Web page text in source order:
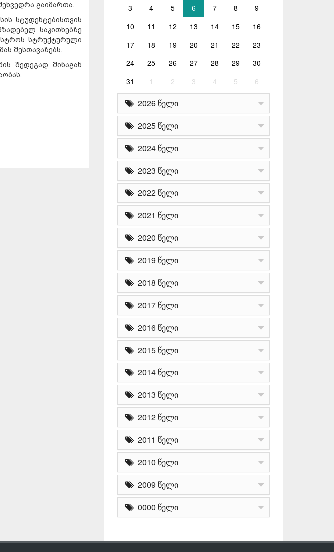
გაიმართა.
სტუდენტებისთვის
საკითხებზე
სტრუქტურული
შესთავაზებს.
შედეგად შინაგან
3
4 5 6 7 8
9
10
11 12 13 14 15
16
17
18 19 20 21 22
23
24
25 26 27 28 29
30
31
1 2 3 4 5 6
2026 წელი
2025 წელი
2024 წელი
2023 წელი
2022 წელი
2021 წელი
2020 წელი
2019 წელი
2018 წელი
2017 წელი
2016 წელი
2015 წელი
2014 წელი
2013 წელი
2012 წელი
2011 წელი
2010 წელი
2009 წელი
0000 წელი